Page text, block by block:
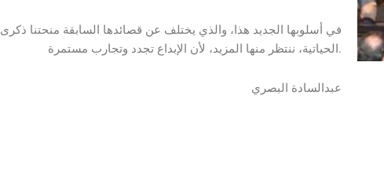
في أسلوبها الجديد هذا، والذي يختلف عن قصائدها السابقة منحتنا
الحياتية، ننتظر منها المزيد، لأن الإبداع تجدد وتجارب مستمرة.
عبدالسادة البصري